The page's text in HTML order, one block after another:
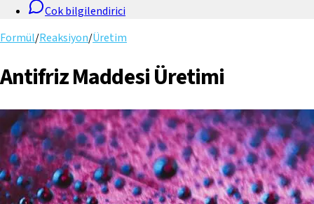
Cok bilgilendirici
Formül/Reaksiyon/Üretim
Antifriz Maddesi Üretimi